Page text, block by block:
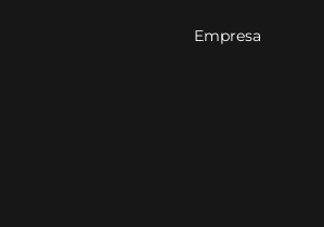
Empresa